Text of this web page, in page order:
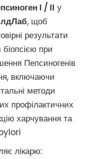
I / II у
, щоб
результати
при
Пепсиногенів
включаючи
методи
профілактичних
харчування та
лікарю: